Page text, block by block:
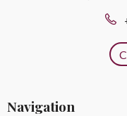
Navigation